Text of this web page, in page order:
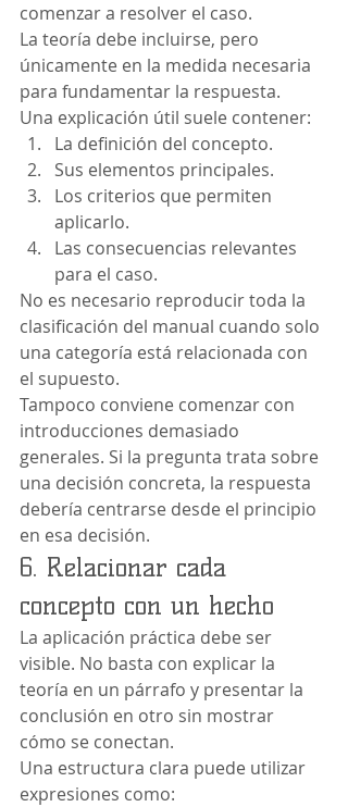
comenzar a resolver el caso.
La teoría debe incluirse, pero
únicamente en la medida necesaria
para fundamentar la respuesta.
Una explicación útil suele contener:
La definición del concepto.
Sus elementos principales.
Los criterios que permiten
aplicarlo.
Las consecuencias relevantes
para el caso.
No es necesario reproducir toda la
clasificación del manual cuando solo
una categoría está relacionada con
el supuesto.
Tampoco conviene comenzar con
introducciones demasiado
generales. Si la pregunta trata sobre
una decisión concreta, la respuesta
debería centrarse desde el principio
en esa decisión.
6. Relacionar cada
concepto con un hecho
La aplicación práctica debe ser
visible. No basta con explicar la
teoría en un párrafo y presentar la
conclusión en otro sin mostrar
cómo se conectan.
Una estructura clara puede utilizar
expresiones como: